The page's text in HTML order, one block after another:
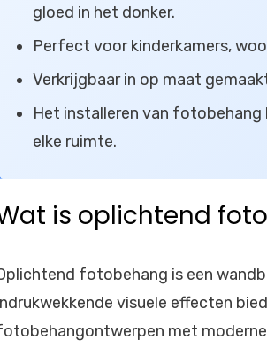
gloed in het donker.
Perfect voor kinderkamers,
Verkrijgbaar in op maat
Het installeren van
elke ruimte.
is oplichtend
fotobehang is een
visuele effecten
met